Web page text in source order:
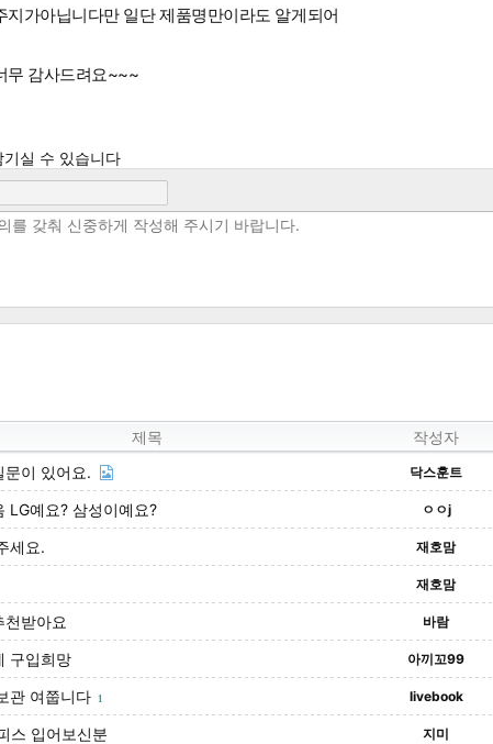
지가아닙니다만 일단 제품명만이라도 알게되어
무 감사드려요~~~
실 수 있습니다
제목 작성자
문이 있어요. 닥스훈트
LG예요? 삼성이예요? ㅇㅇj
세요. 재호맘
재호맘
천받아요 바람
구입희망 아끼꼬99
관 여쭙니다 1 livebook
스 입어보신분 지미